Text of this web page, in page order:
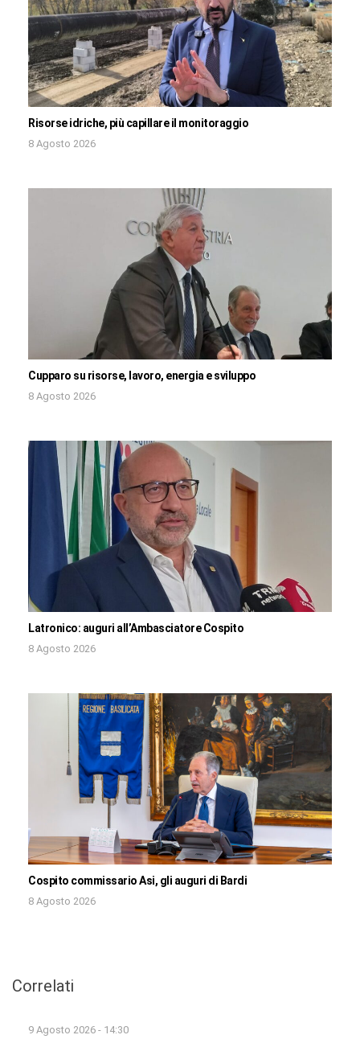
Risorse idriche, più capillare il monitoraggio
8 Agosto 2026
Cupparo su risorse, lavoro, energia e sviluppo
8 Agosto 2026
Latronico: auguri all’Ambasciatore Cospito
8 Agosto 2026
Cospito commissario Asi, gli auguri di Bardi
8 Agosto 2026
Correlati
9 Agosto 2026 - 14:30